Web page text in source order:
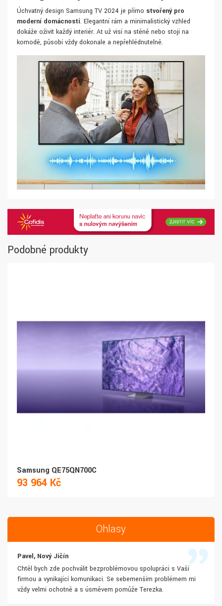
Úchvatný design Samsung TV 2024 je přímo stvořený pro
moderní domácnosti. Elegantní rám a minimalistický vzhled
dokáže oživit každý interiér. Ať už visí na stěně nebo stojí na
komodě, působí vždy dokonale a nepřehlédnutelně.
Podobné produkty
Samsung QE75QN700C
93 964 Kč
Ohlasy
Pavel, Nový Jičín
Chtěl bych zde pochválit bezproblémovou spolupráci s Vaší
firmou a vynikající komunikaci. Se sebemenším problémem mi
vždy velmi ochotně a s úsměvem pomůže Terezka.